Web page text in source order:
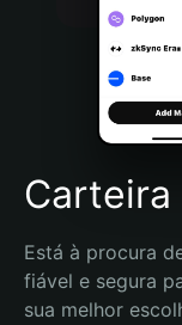
Português (Brasil)
Español (Argentina)
Carteira
Está à procura
fiável e segura
sua melhor